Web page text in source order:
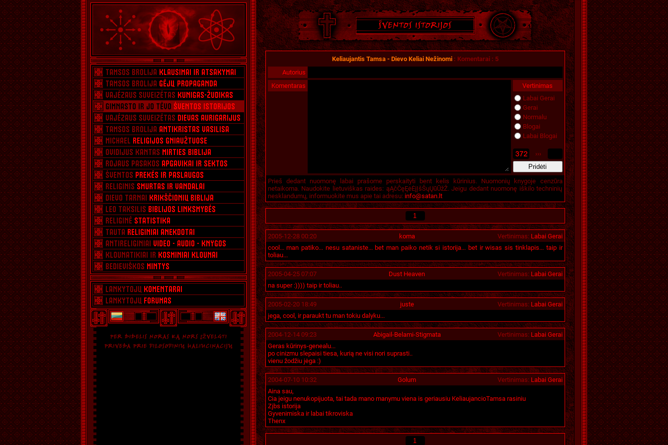
Keliaujantis Tamsa - Dievo Keliai Nežinomi: Komentarai: 5
Autorius
Komentaras
Vertinimas
Labai Gerai
Gerai
Normalu
Blogai
Labai Blogai
›››
Prieš dedant nuomonę labai prašome perskaityti bent kelis kūrinius. Nuomonių knygoje cenzūra
netaikoma. Naudokite lietuviškas raides: ąĄčČęĘėĖįĮšŠųŲūŪžŽ. Jeigu dedant nuomonę iškilo techninių
nesklandumų, informuokite mus apie tai adresu: info@satan.lt
2005-12-28 00:20 koma Vertinimas: Labai Gerai
cool... man patiko... nesu sataniste... bet man paiko netik si istorija... bet ir wisas sis tinklapis... taip ir
toliau...
2005-04-25 07:07 Dust Heaven Vertinimas: Labai Gerai
na super :)))) taip ir toliau..
2005-02-20 18:49 juste Vertinimas: Labai Gerai
jega, cool, ir paraukt tu man tokiu dalyku...
2004-12-14 09:23 Abigail-Belami-Stigmata Vertinimas: Labai Gerai
Geras kūrinys-genealu...
po cinizmu slepaisi tiesa, kurią ne visi nori suprasti..
vienu žodžiu jėga :)
2004-07-10 10:32 Golum Vertinimas: Labai Gerai
Aina sau,
Cia jeigu nenukopijuota, tai tada mano manymu viena is geriausiu KeliaujancioTamsa rasiniu
Zjbs istorija
Gyvenimiska ir labai tikroviska
Thenx